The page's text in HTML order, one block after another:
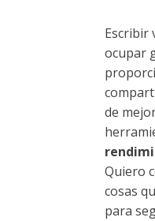
Escribir
ocupar
de
Quiero
cosas
para